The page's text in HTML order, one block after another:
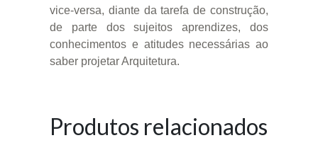
vice-versa, diante da tarefa de construção,
de parte dos sujeitos aprendizes, dos
conhecimentos e atitudes necessárias ao
saber projetar Arquitetura.
Produtos relacionados